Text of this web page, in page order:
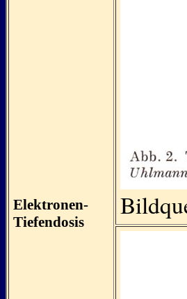
Elektronen-
Tiefendosis